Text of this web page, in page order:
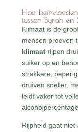
Hoe
tussen Syrah en
Klimaat is de
mensen proeven
klimaatrijpen
suiker op en
strakkere,
druiven sneller,
leidt vaker tot
alcoholpercentage.
Rijpheid gaat niet